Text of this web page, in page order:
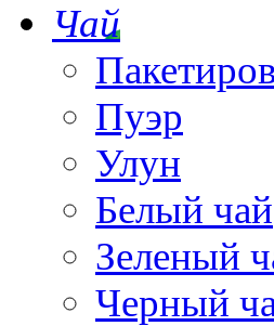
Чай
Пуэр
Улун
Белый чай
Зеленый
Черный